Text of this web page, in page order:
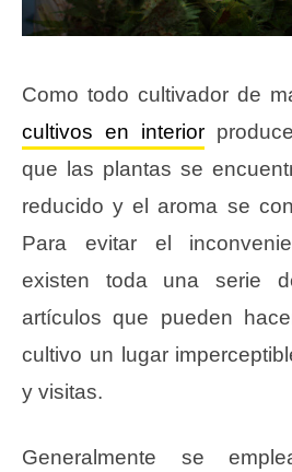
Como todo cultivador de
cultivos en interior
que las plantas se
reducido y el aroma se
Para evitar el
existen toda una serie
artículos que pueden
cultivo un lugar
y visitas.
Generalmente se